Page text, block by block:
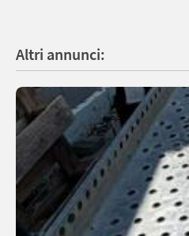
Altri annunci: